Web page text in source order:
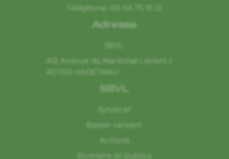
Téléphone:
Adresse
412 Avenue du Maréchal Leclerc |
40700 HAGETMAU
SBVL
Syndicat
Bassin versant
Actions
Riverains et publics